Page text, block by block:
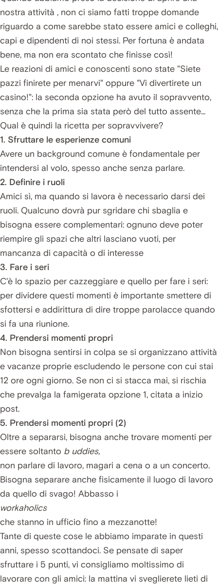
nostra attività , non ci siamo fatti troppe domande
riguardo a come sarebbe stato essere amici e colleghi,
capi e dipendenti di noi stessi. Per fortuna è andata
bene, ma non era scontato che finisse così!
Le reazioni di amici e conoscenti sono state "Siete
pazzi finirete per menarvi" oppure "Vi divertirete un
casino!": la seconda opzione ha avuto il sopravvento,
senza che la prima sia stata però del tutto assente...
Qual è quindi la ricetta per sopravvivere?
1. Sfruttare le esperienze comuni
Avere un background comune è fondamentale per
intendersi al volo, spesso anche senza parlare.
2. Definire i ruoli
Amici sì, ma quando si lavora è necessario darsi dei
ruoli. Qualcuno dovrà pur sgridare chi sbaglia e
bisogna essere complementari: ognuno deve poter
riempire gli spazi che altri lasciano vuoti, per
mancanza di capacità o di interesse
3. Fare i seri
C'è lo spazio per cazzeggiare e quello per fare i seri:
per dividere questi momenti è importante smettere di
sfottersi e addirittura di dire troppe parolacce quando
si fa una riunione.
4. Prendersi momenti propri
Non bisogna sentirsi in colpa se si organizzano attività
e vacanze proprie escludendo le persone con cui stai
12 ore ogni giorno. Se non ci si stacca mai, si rischia
che prevalga la famigerata opzione 1, citata a inizio
post.
5. Prendersi momenti propri (2)
Oltre a separarsi, bisogna anche trovare momenti per
essere soltanto b uddies,
non parlare di lavoro, magari a cena o a un concerto.
Bisogna separare anche fisicamente il luogo di lavoro
da quello di svago! Abbasso i
workaholics
che stanno in ufficio fino a mezzanotte!
Tante di queste cose le abbiamo imparate in questi
anni, spesso scottandoci. Se pensate di saper
sfruttare i 5 punti, vi consigliamo moltissimo di
lavorare con gli amici: la mattina vi sveglierete lieti di